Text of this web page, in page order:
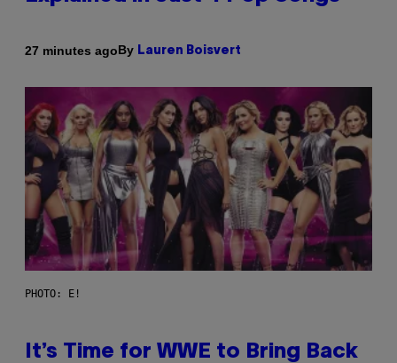
27 minutes agoBy Lauren Boisvert
PHOTO: E!
It’s Time for WWE to Bring Back